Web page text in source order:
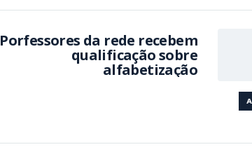
Porfessores da rede recebem
qualificação sobre
alfabetização